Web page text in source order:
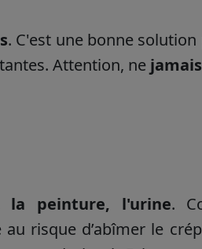
. C'est une bonne
Attention, ne
la peinture, l'urine.
risque d’abîmer le